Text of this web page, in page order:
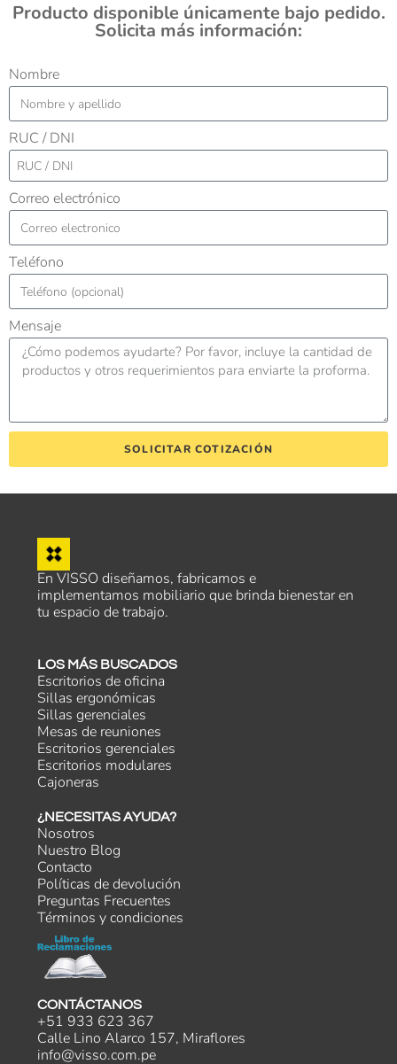
Producto disponible únicamente bajo pedido.
Solicita más información:
Nombre
RUC / DNI
Correo electrónico
Teléfono
Mensaje
SOLICITAR COTIZACIÓN
En VISSO diseñamos, fabricamos e
implementamos mobiliario que brinda bienestar en
tu espacio de trabajo.
LOS MÁS BUSCADOS
Escritorios de oficina
Sillas ergonómicas
Sillas gerenciales
Mesas de reuniones
Escritorios gerenciales
Escritorios modulares
Cajoneras
¿NECESITAS AYUDA?
Nosotros
Nuestro Blog
Contacto
Políticas de devolución
Preguntas Frecuentes
Términos y condiciones
CONTÁCTANOS
+51 933 623 367
Calle Lino Alarco 157, Miraflores
info@visso.com.pe